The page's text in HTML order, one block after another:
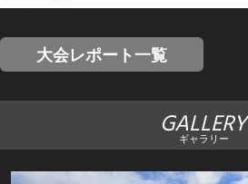
大会レポート一覧
GALLERY
ギャラリー